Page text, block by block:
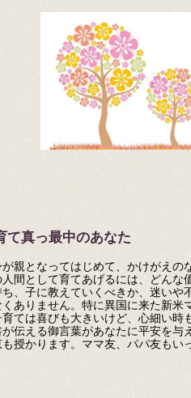
て真っ最中のあなた
が親となってはじめて、かけがえの
人間として育てあげるには、どんな
、子に教えていくべきか、迷いや
くありません。特に異国に来た新米
ては喜びも大きいけど、心細い時
が伝える御言葉があなたに平安を与
も授かります。ママ友、パパ友もい